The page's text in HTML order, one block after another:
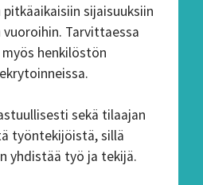
sijaisuuksiin
Tarvittaessa
henkilöstön
sekä tilaajan
työntekijöistä, sillä
yhdistää työ ja tekijä.